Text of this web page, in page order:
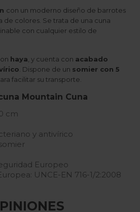
con un moderno diseño de barrotes
de colores. Se trata de una cuna
con cualquier estilo de
haya , y cuenta con acabado
. Dispone de un somier con 5
facilitar su transporte.
Mountain Cuna
cm
y antivírico
Europeo
UNCE-EN 716-1/2:2008